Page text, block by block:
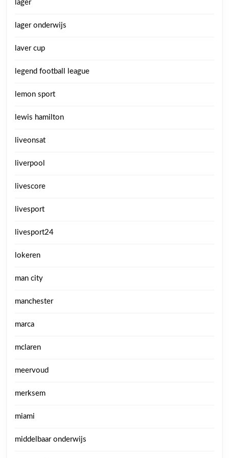
lager
lager onderwijs
laver cup
legend football league
lemon sport
lewis hamilton
liveonsat
liverpool
livescore
livesport
livesport24
lokeren
man city
manchester
marca
mclaren
meervoud
merksem
miami
middelbaar onderwijs